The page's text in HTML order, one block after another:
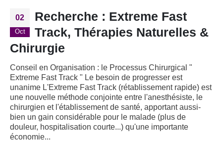
02
Oct
Recherche : Extreme Fast
Track, Thérapies Naturelles &
Chirurgie
Conseil en Organisation : le Processus Chirurgical "
Extreme Fast Track " Le besoin de progresser est
unanime L'Extreme Fast Track (rétablissement rapide) est
une nouvelle méthode conjointe entre l'anesthésiste, le
chirurgien et l'établissement de santé, apportant aussi-
bien un gain considérable pour le malade (plus de
douleur, hospitalisation courte...) qu'une importante
économie...